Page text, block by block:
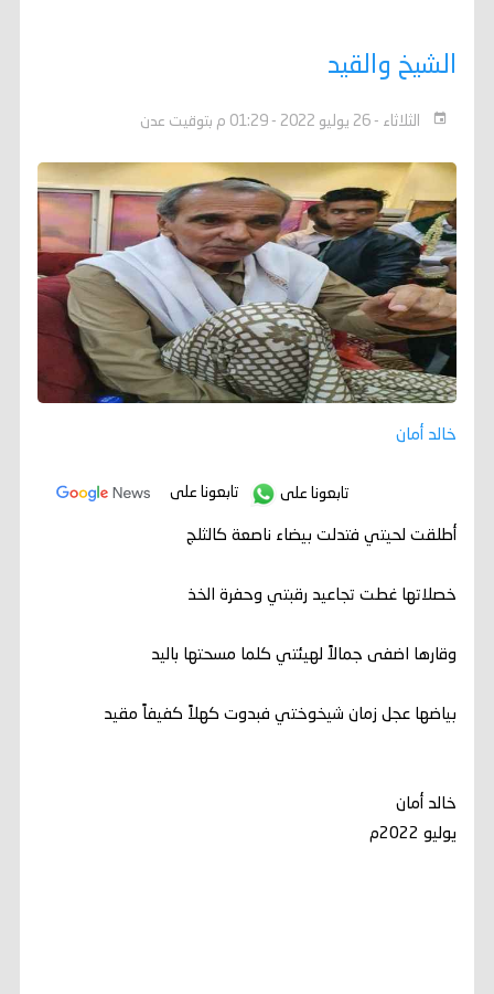
الشيخ والقيد
الثلاثاء - 26 يوليو 2022 - 01:29 م بتوقيت عدن
خالد أمان
تابعونا على تابعونا على
أطلقت لحيتي فتدلت بيضاء ناصعة كالثلج
خصلاتها غطت تجاعيد رقبتي وحفرة الخذ
وقارها اضفى جمالاً لهيئتي كلما مسحتها باليد
بياضها عجل زمان شيخوختي فبدوت كهلاً كفيفاً مقيد
خالد أمان
يوليو 2022م